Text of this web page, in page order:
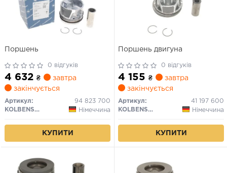
Поршень
0 відгуків
4 632 ₴
завтра
закінчується
Артикул:
94 823 700
KOLBENSCHMIDT
Німеччина
КУПИТИ
Поршень двигуна
0 відгуків
4 155 ₴
завтра
закінчується
Артикул:
41 197 600
KOLBENSCHMIDT
Німеччина
КУПИТИ